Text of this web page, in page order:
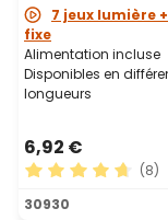
7 jeux lumière
fixe
Alimentation incluse
Disponibles en
longueurs
6,92 €
Note moyenne
(8)
30930